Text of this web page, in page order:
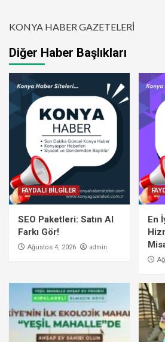
KONYA HABER GAZETELERİ
Diğer Haber Başlıkları
FAYDALI BİLGİLER
SEO Paketleri: Satın Al
Farkı Gör!
Ağustos 4, 2026 admin
En